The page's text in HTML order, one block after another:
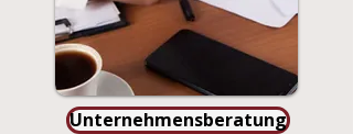
Unternehmensberatung